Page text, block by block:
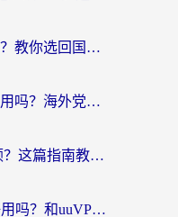
海外追剧卡顿、游戏延迟？教你选回国加速器，附免费加速器试用一小时福利
国外连回国内加速器可以用吗？海外党亲测实用指南，解决追剧游戏卡顿难题
海外看CCTV5直播总卡顿？这篇指南教你选对回国加速器，无缝刷国内资源
海外党必看：云极VPN好用吗？和uuVPN对比哪个回国效果更好？附真实体验+避坑指南